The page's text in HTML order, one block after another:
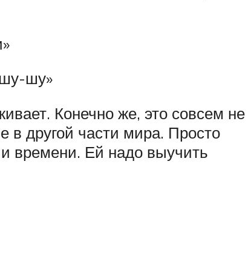
шу»
Конечно же, это совсем не
в другой части мира. Просто
времени. Ей надо выучить